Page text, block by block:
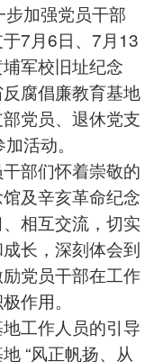
加强党员干部
7月6日、7月13
军校旧址纪念
腐倡廉教育基地
党员、退休党支
活动。
部们怀着崇敬的
及辛亥革命纪念
相互交流，切实
长，深刻体会到
党员干部在工作
作用。
工作人员的引导
“风正帆扬、从